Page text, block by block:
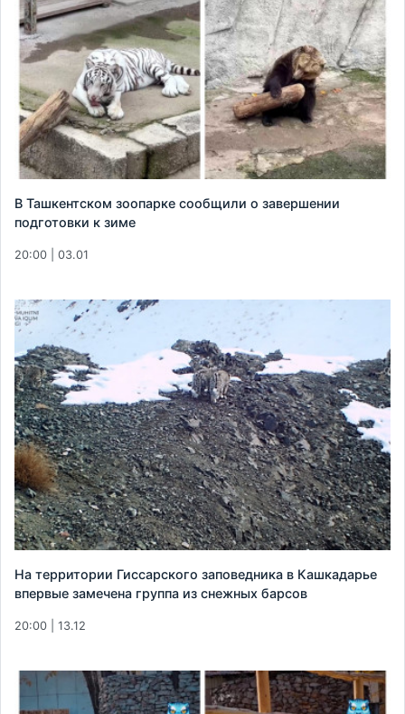
В Ташкентском зоопарке сообщили о завершении
подготовки к зиме
20:00 | 03.01
На территории Гиссарского заповедника в Кашкадарье
впервые замечена группа из снежных барсов
20:00 | 13.12